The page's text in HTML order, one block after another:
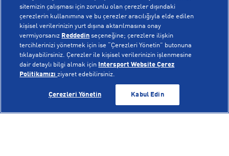
TÜKENDİ
TÜKENDİ
Hakkımızda
Mağazalarımız
Bilgi Toplumu Hizmetleri
Gizlilik Politikası
İşlem Rehberi
Kampanyalar
YARDIM
Sipariş Takibi
İptal & İade
Sıkça Sorulan Sorular
Yetkili Servis Listesi
POPÜLER KOLEKSİYONLAR
Voleybol Milli Takım Formaları
New Balance 408
sitemizin çalışması için zorunlu olan çerezler dışındaki
çerezlerin kullanımına ve bu çerezler aracılığıyla elde edilen
kişisel verilerinizin yurt dışına aktarılmasına onay
vermiyorsanız Reddedin seçeneğine; çerezlere ilişkin
tercihlerinizi yönetmek için ise “Çerezleri Yönetin” butonuna
tıklayabilirsiniz. Çerezler ile kişisel verilerinizin işlenmesine
dair detaylı bilgi almak için
Intersport Website Çerez
Politikamızıziyaret edebilirsiniz.
Çerezleri Yönetin Kabul Edin